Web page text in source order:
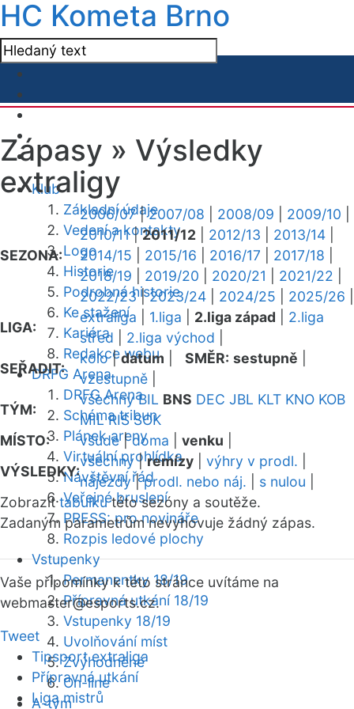
HC Kometa Brno
Klub
Základní údaje
Vedení a kontakty
Logo
Historie
Podrobná historie
Ke stažení
Kariéra
Redakce webu
DRFG Arena
DRFG Arena
Schéma tribun
Plánek areny
Virtuální prohlídka
Návštěvní řád
Veřejné bruslení
PRESS: pro novináře
Rozpis ledové plochy
Vstupenky
Permanentky 18/19
Přípravná utkání 18/19
Vstupenky 18/19
Uvolňování míst
Zvýhodněné
On-line
A-tým
Zápasy » Výsledky
extraligy
SEZONA:
2006/07|2007/08 2008/09 2009/10
2010/11|2011/12 2012/13 2013/14
2014/15
2015/16 2016/17 2017/18
2018/19
2019/20 2020/21 2021/22
2022/23|2023/24 2024/25 2025/26
LIGA:
extraliga 1.liga 2.liga západ
2.liga
střed
2.liga východ
SEŘADIT:
kolo|datum SMĚR: sestupně
vzestupně
TÝM:
všechny BIL BNS DEC JBL KLT KNO KOB
MIL RIS SOK
MÍSTO:
všude|doma venku
VÝSLEDKY:
všechny|remízy výhry v prodl.
nájezdy|prodl. nebo náj. s nulou
Zobrazittabulkutéto sezóny a soutěže.
Zadaným parametrům nevyhovuje žádný zápas.
Vaše připomínky k této stránce uvítáme na
webmaster@esports.cz.
Tweet
Tipsport extraliga
Přípravná utkání
Liga mistrů